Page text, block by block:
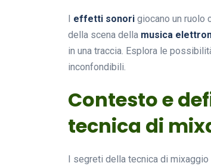
effetti sonori giocano un ruolo
della scena della musica
in una traccia. Esplora le
inconfondibili.
Contesto e
tecnica di
I segreti della tecnica di